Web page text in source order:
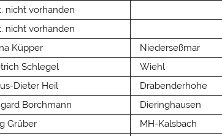
nicht vorhanden
nicht vorhanden
Küpper
Niederseßmar
Schlegel
Wiehl
Dieter Heil
Drabenderhohe
Borchmann
Dieringhausen
Grüber
MH-Kalsbach